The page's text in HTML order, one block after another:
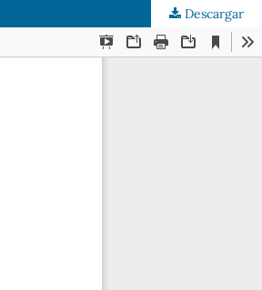
Descargar